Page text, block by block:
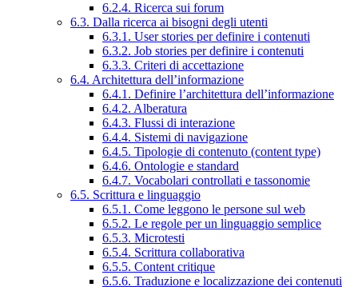
6.2.4. Ricerca sui forum
6.3. Dalla ricerca ai bisogni degli utenti
6.3.1. User stories per definire i contenuti
6.3.2. Job stories per definire i contenuti
6.3.3. Criteri di accettazione
6.4. Architettura dell’informazione
6.4.1. Definire l’architettura dell’informazione
6.4.2. Alberatura
6.4.3. Flussi di interazione
6.4.4. Sistemi di navigazione
6.4.5. Tipologie di contenuto (content type)
6.4.6. Ontologie e standard
6.4.7. Vocabolari controllati e tassonomie
6.5. Scrittura e linguaggio
6.5.1. Come leggono le persone sul web
6.5.2. Le regole per un linguaggio semplice
6.5.3. Microtesti
6.5.4. Scrittura collaborativa
6.5.5. Content critique
6.5.6. Traduzione e localizzazione dei contenuti